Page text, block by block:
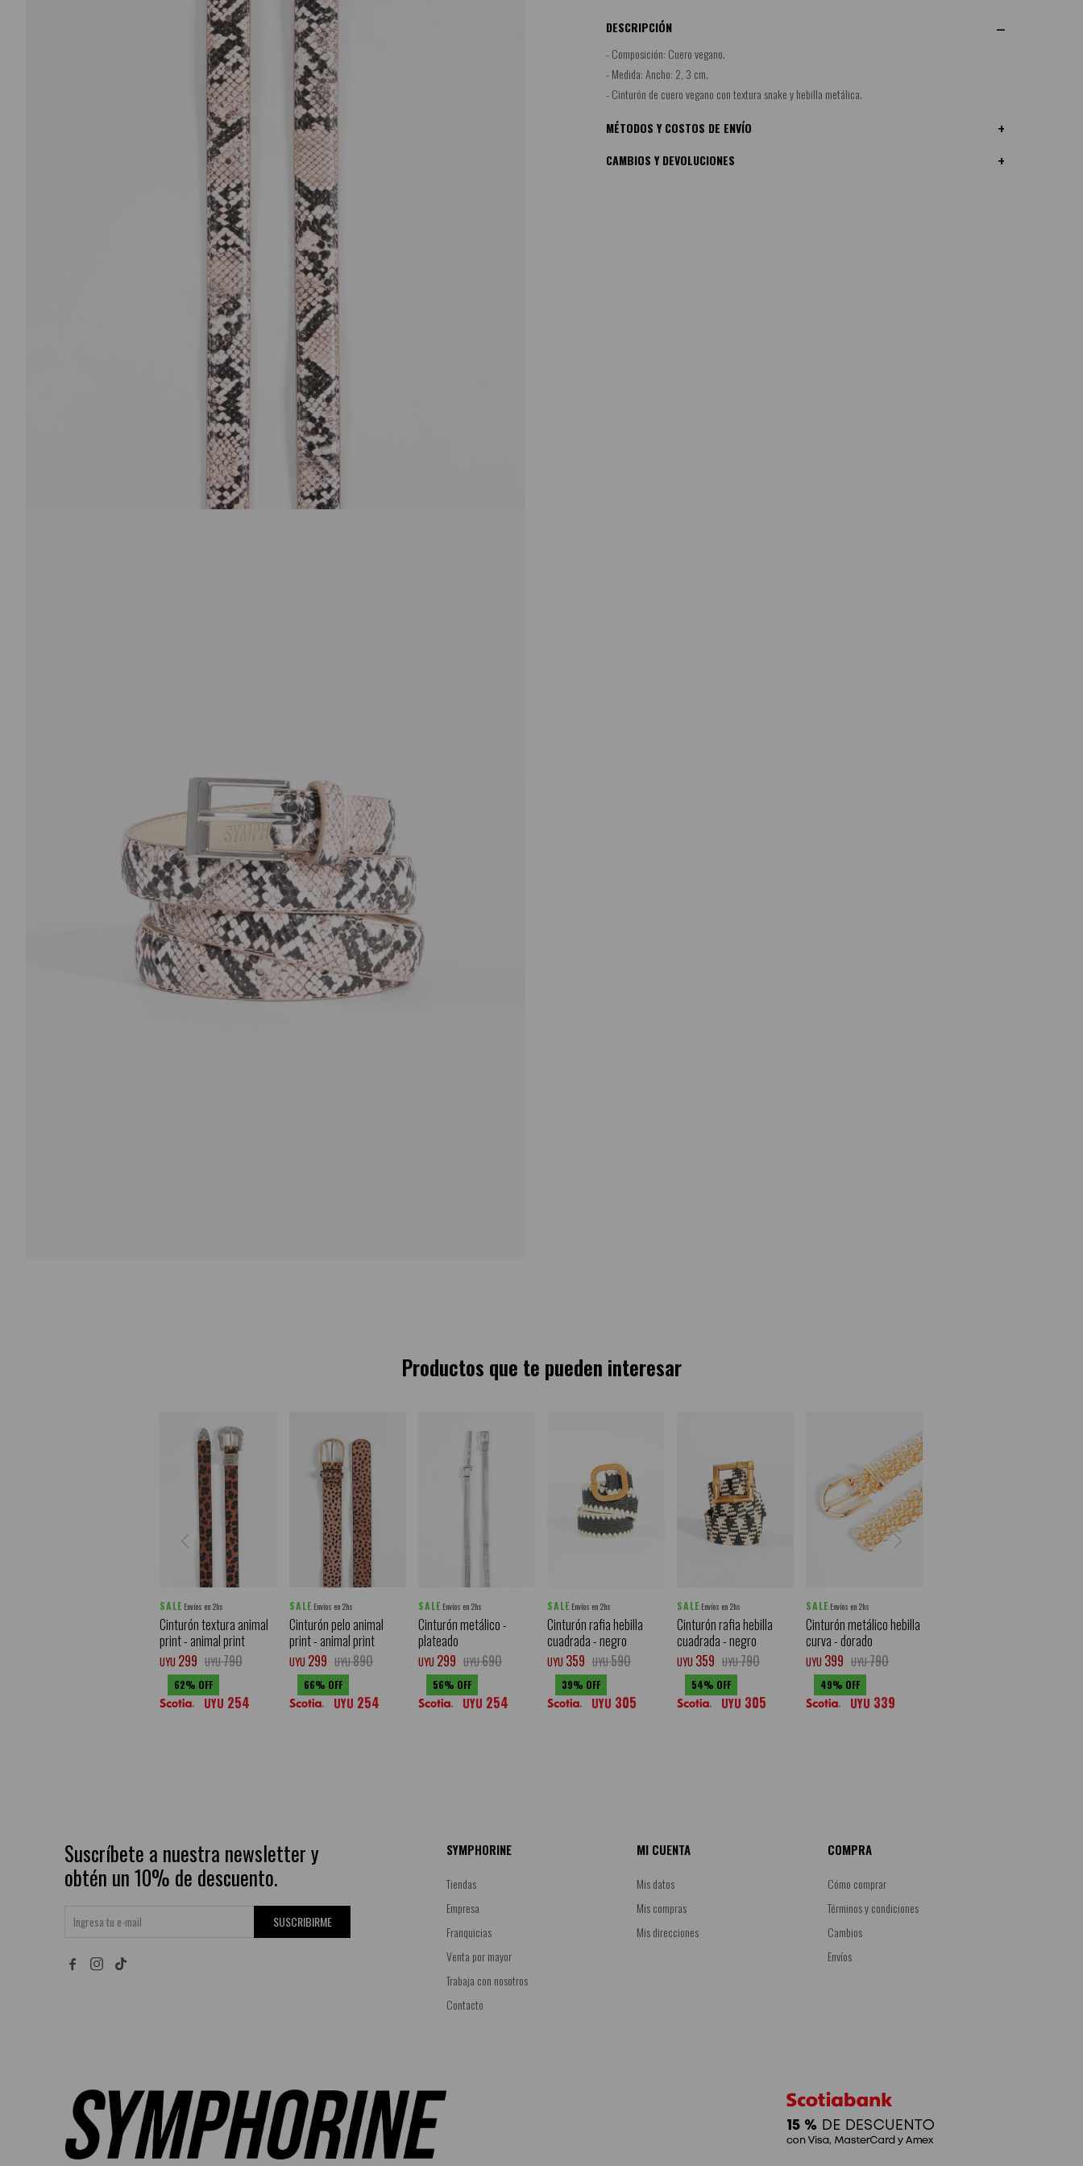
DESCRIPCIÓN
- Composición: Cuero vegano.
- Medida: Ancho: 2, 3 cm.
- Cinturón de cuero vegano con textura snake y hebilla metálica.
MÉTODOS Y COSTOS DE ENVÍO
CAMBIOS Y DEVOLUCIONES
Productos que te pueden interesar
SALE Envíos en 2hs
Cinturón textura animal
print - animal print
UYU 299 UYU790
62
UYU 254
SALE Envíos en 2hs
Cinturón pelo animal
print - animal print
UYU 299 UYU890
66
UYU 254
SALE Envíos en 2hs
Cinturón metálico -
plateado
UYU 299 UYU690
56
UYU 254
SALE Envíos en 2hs
Cinturón rafia hebilla
cuadrada - negro
UYU 359 UYU590
39
UYU 305
SALE Envíos en 2hs
Cinturón rafia hebilla
cuadrada - negro
UYU 359 UYU790
54
UYU 305
SALE Envíos en 2hs
Cinturón metálico hebilla
curva - dorado
UYU 399 UYU790
49
UYU 339
Suscríbete a nuestra newsletter y
obtén un 10% de descuento.
SUSCRIBIRME
 
SYMPHORINE
Tiendas
Empresa
Franquicias
Venta por mayor
Trabaja con nosotros
Contacto
MI CUENTA
Mis datos
Mis compras
Mis direcciones
COMPRA
Cómo comprar
Términos y condiciones
Cambios
Envíos